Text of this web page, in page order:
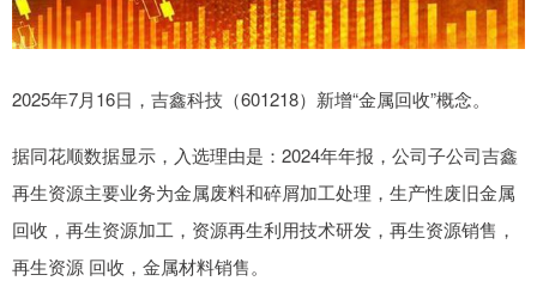
2025年7月16日，吉鑫科技（601218）新增“金属回收”概念。
据同花顺数据显示，入选理由是：2024年年报，公司子公司吉鑫
再生资源主要业务为金属废料和碎屑加工处理，生产性废旧金属
回收，再生资源加工，资源再生利用技术研发，再生资源销售，
再生资源 回收，金属材料销售。